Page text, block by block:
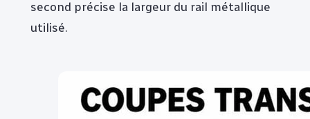
second précise la largeur du rail métallique
utilisé.